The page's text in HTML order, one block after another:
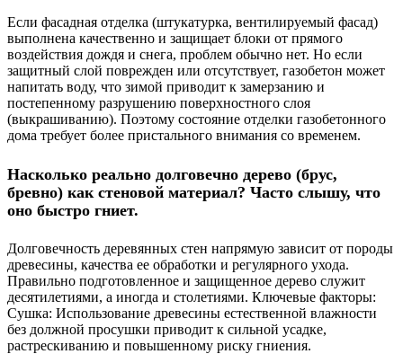
Если фасадная отделка (штукатурка, вентилируемый фасад)
выполнена качественно и защищает блоки от прямого
воздействия дождя и снега, проблем обычно нет. Но если
защитный слой поврежден или отсутствует, газобетон может
напитать воду, что зимой приводит к замерзанию и
постепенному разрушению поверхностного слоя
(выкрашиванию). Поэтому состояние отделки газобетонного
дома требует более пристального внимания со временем.
Насколько реально долговечно дерево (брус,
бревно) как стеновой материал? Часто слышу, что
оно быстро гниет.
Долговечность деревянных стен напрямую зависит от породы
древесины, качества ее обработки и регулярного ухода.
Правильно подготовленное и защищенное дерево служит
десятилетиями, а иногда и столетиями. Ключевые факторы:
Сушка: Использование древесины естественной влажности
без должной просушки приводит к сильной усадке,
растрескиванию и повышенному риску гниения.